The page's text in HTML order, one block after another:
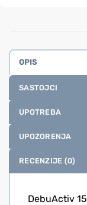
OPIS
SASTOJCI
UPOTREBA
UPOZORENJA
RECENZIJE (0)
DebuActiv